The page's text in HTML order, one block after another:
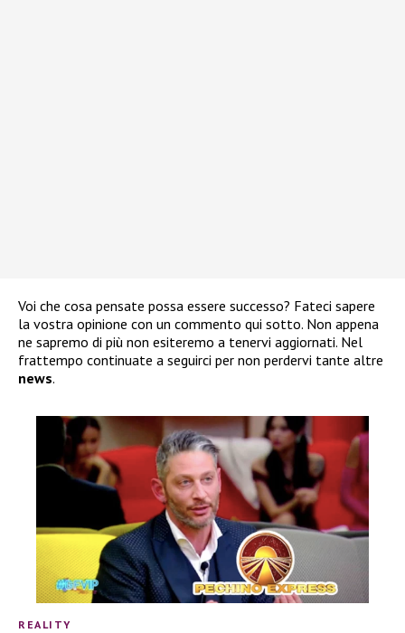
Voi che cosa pensate possa essere successo? Fateci sapere
la vostra opinione con un commento qui sotto. Non appena
ne sapremo di più non esiteremo a tenervi aggiornati. Nel
frattempo continuate a seguirci per non perdervi tante altre
news.
REALITY